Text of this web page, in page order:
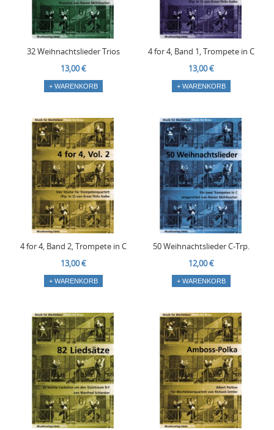
32 Weihnachtslieder Trios
13,00 €
+ WARENKORB
4 for 4, Band 1, Trompete in C
13,00 €
+ WARENKORB
4 for 4, Band 2, Trompete in C
13,00 €
+ WARENKORB
50 Weihnachtslieder C-Trp.
12,00 €
+ WARENKORB